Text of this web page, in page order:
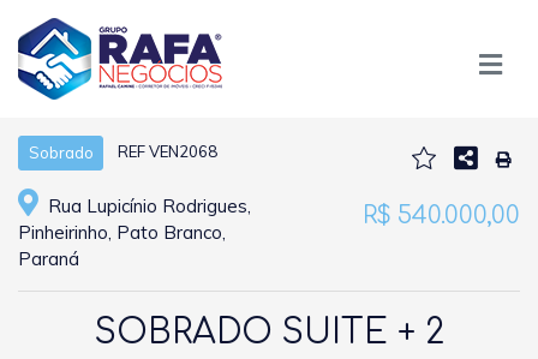
Sobrado REF VEN2068
Rua Lupicínio Rodrigues,
Pinheirinho, Pato Branco,
Paraná
R$ 540.000,00
SOBRADO SUITE + 2